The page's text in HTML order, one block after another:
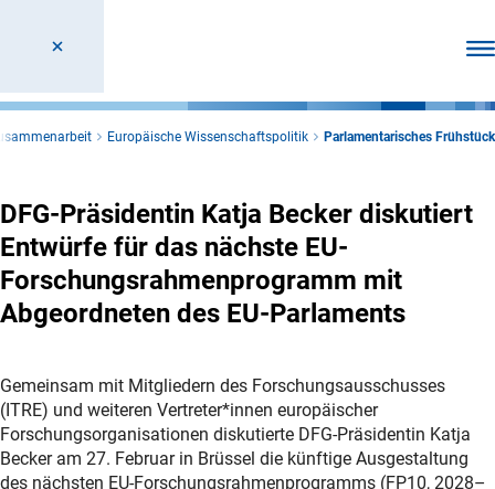
Europäische Wissenschaftspolitik Parlamentarisches Frühstück
DFG-Präsidentin Katja Becker diskutiert
Entwürfe für das nächste EU-
Forschungsrahmenprogramm mit
Abgeordneten des EU-Parlaments
Gemeinsam mit Mitgliedern des Forschungsausschusses
(ITRE) und weiteren Vertreter*innen europäischer
Forschungsorganisationen diskutierte DFG-Präsidentin Katja
Becker am 27. Februar in Brüssel die künftige Ausgestaltung
des nächsten EU-Forschungsrahmenprogramms (FP10, 2028–